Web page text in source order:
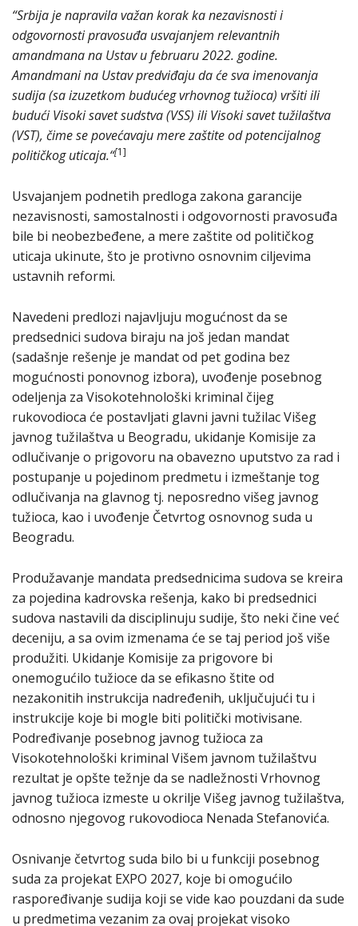
“Srbija je napravila važan korak ka nezavisnosti i
odgovornosti pravosuđa usvajanjem relevantnih
amandmana na Ustav u februaru 2022. godine.
Amandmani na Ustav predviđaju da će sva imenovanja
sudija (sa izuzetkom budućeg vrhovnog tužioca) vršiti ili
budući Visoki savet sudstva (VSS) ili Visoki savet tužilaštva
(VST), čime se povećavaju mere zaštite od potencijalnog
političkog uticaja.“[1]
Usvajanjem podnetih predloga zakona garancije
nezavisnosti, samostalnosti i odgovornosti pravosuđa
bile bi neobezbeđene, a mere zaštite od političkog
uticaja ukinute, što je protivno osnovnim ciljevima
ustavnih reformi.
Navedeni predlozi najavljuju mogućnost da se
predsednici sudova biraju na još jedan mandat
(sadašnje rešenje je mandat od pet godina bez
mogućnosti ponovnog izbora), uvođenje posebnog
odeljenja za Visokotehnološki kriminal čijeg
rukovodioca će postavljati glavni javni tužilac Višeg
javnog tužilaštva u Beogradu, ukidanje Komisije za
odlučivanje o prigovoru na obavezno uputstvo za rad i
postupanje u pojedinom predmetu i izmeštanje tog
odlučivanja na glavnog tj. neposredno višeg javnog
tužioca, kao i uvođenje Četvrtog osnovnog suda u
Beogradu.
Produžavanje mandata predsednicima sudova se kreira
za pojedina kadrovska rešenja, kako bi predsednici
sudova nastavili da disciplinuju sudije, što neki čine već
deceniju, a sa ovim izmenama će se taj period još više
produžiti. Ukidanje Komisije za prigovore bi
onemogućilo tužioce da se efikasno štite od
nezakonitih instrukcija nadređenih, uključujući tu i
instrukcije koje bi mogle biti politički motivisane.
Podređivanje posebnog javnog tužioca za
Visokotehnološki kriminal Višem javnom tužilaštvu
rezultat je opšte težnje da se nadležnosti Vrhovnog
javnog tužioca izmeste u okrilje Višeg javnog tužilaštva,
odnosno njegovog rukovodioca Nenada Stefanovića.
Osnivanje četvrtog suda bilo bi u funkciji posebnog
suda za projekat EXPO 2027, koje bi omogućilo
raspoređivanje sudija koji se vide kao pouzdani da sude
u predmetima vezanim za ovaj projekat visoko